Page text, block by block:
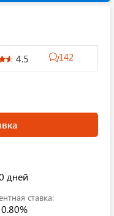
4.5 142
дней
ставка: